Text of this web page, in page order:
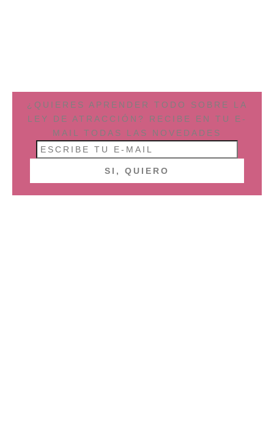
¿QUIERES APRENDER TODO SOBRE LA
LEY DE ATRACCIÓN? RECIBE EN TU E-
MAIL TODAS LAS NOVEDADES